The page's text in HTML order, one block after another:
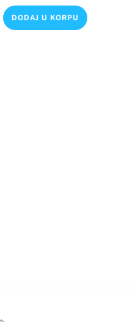
price
was:
price
is:
DODAJ U KORPU